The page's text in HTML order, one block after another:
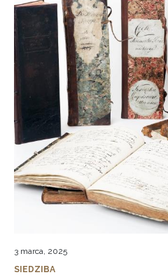
3 marca, 2025
SIEDZIBA